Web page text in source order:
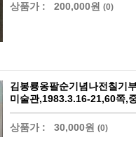
상품가 : 200,000원 (0)
김봉룡옹팔순기념나전칠기
미술관,1983.3.16-21,60쪽,
상품가 : 30,000원 (0)